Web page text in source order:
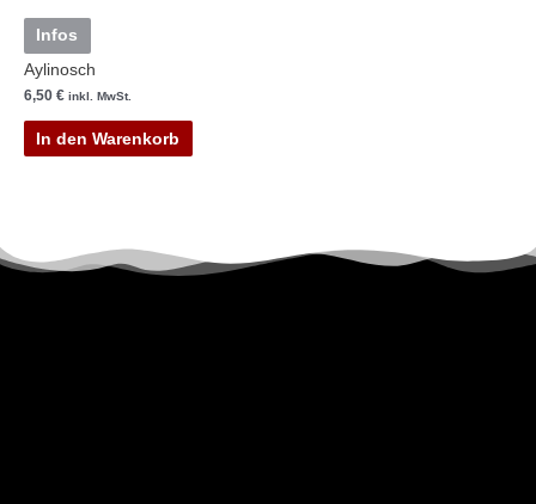
Infos
Aylinosch
6,50 € inkl. MwSt.
In den Warenkorb